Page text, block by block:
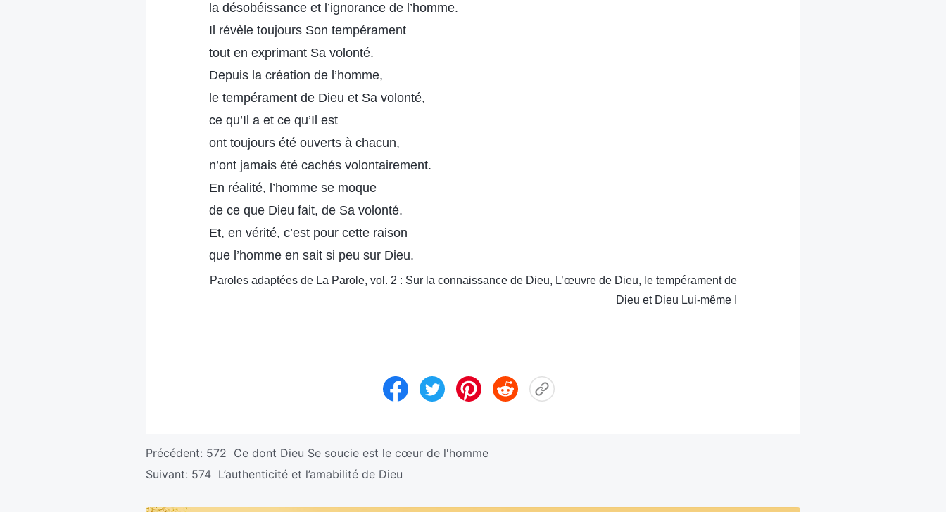
la désobéissance et l’ignorance de l’homme.
Il révèle toujours Son tempérament
tout en exprimant Sa volonté.
Depuis la création de l’homme,
le tempérament de Dieu et Sa volonté,
ce qu’Il a et ce qu’Il est
ont toujours été ouverts à chacun,
n’ont jamais été cachés volontairement.
En réalité, l’homme se moque
de ce que Dieu fait, de Sa volonté.
Et, en vérité, c’est pour cette raison
que l’homme en sait si peu sur Dieu.
Paroles adaptées de La Parole, vol. 2 : Sur la connaissance de Dieu, L’œuvre de Dieu, le tempérament de
Dieu et Dieu Lui-même I
Précédent: 572 Ce dont Dieu Se soucie est le cœur de l'homme
Suivant: 574 L’authenticité et l’amabilité de Dieu